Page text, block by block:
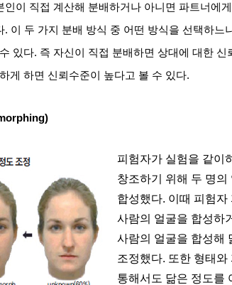
인이 직접 계산해 분배하거나 아니면 파트너에
. 이 두 가지 분배 방식 중 어떤 방식을 선택하느
있다. 즉 자신이 직접 분배하면 상대에 대한 신
게 하면 신뢰수준이 높다고 볼 수 있다.
피험자가 실험을 같이
창조하기 위해 두 명의
합성했다. 이때 피험자
사람의 얼굴을 합성하
사람의 얼굴을 합성해
조정했다. 또한 형태와
통해서도 닮은 정도를